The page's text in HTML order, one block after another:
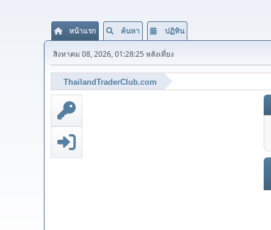
หน้าแรก ค้นหา ปฏิทิน
สิงหาคม 08, 2026, 01:28:25 หลังเที่ยง
ThailandTraderClub.com